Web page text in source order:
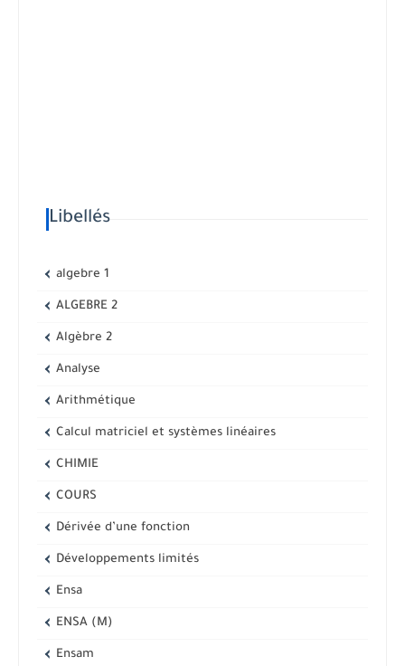
Libellés
algebre 1
ALGEBRE 2
Algèbre 2
Analyse
Arithmétique
Calcul matriciel et systèmes linéaires
CHIMIE
COURS
Dérivée d’une fonction
Développements limités
Ensa
ENSA (M)
Ensam